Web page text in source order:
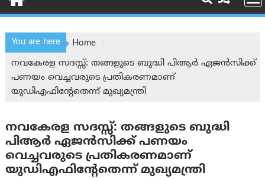
You are here
Home
നവകേരള സദസ്സ്: തങ്ങളുടെ ബുദ്ധി പിആർ ഏജൻസിക്ക്
പണയം വെച്ചവരുടെ പ്രതികരണമാണ്
യുഡി‌എഫിന്റേതെന്ന് മുഖ്യമന്ത്രി
നവകേരള സദസ്സ്: തങ്ങളുടെ ബുദ്ധി
പിആർ ഏജൻസിക്ക് പണയം
വെച്ചവരുടെ പ്രതികരണമാണ്
യുഡി‌എഫിന്റേതെന്ന് മുഖ്യമന്ത്രി